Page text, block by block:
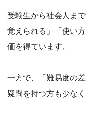
受験生から社会人ま
覚えられる」「使い
価を得ています。
一方で、「難易度の
疑問を持つ方も少なく